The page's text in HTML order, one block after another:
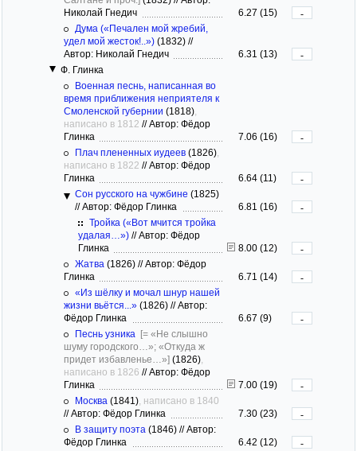
Николай Гнедич
6.27 (15)
-
Дума («Печален мой жребий,
удел мой жесток!..») (1832) //
Автор: Николай Гнедич
6.31 (13)
-
Ф. Глинка
Военная песнь, написанная во
время приближения неприятеля к
Смоленской губернии (1818)
написано в 1812 //Автор: Фёдор
Глинка
7.06 (16)
-
Плач плененных иудеев (1826)
написано в 1822 //Автор: Фёдор
Глинка
6.64 (11)
-
Сон русского на чужбине (1825)
//Автор: Фёдор Глинка 6.81 (16)
-
Тройка («Вот мчится тройка
удалая…») //Автор: Фёдор
Глинка
8.00 (12)
-
Жатва (1826) //Автор: Фёдор
Глинка
6.71 (14)
-
«Из шёлку и мочал шнур нашей
жизни вьётся...» (1826) //Автор:
Фёдор Глинка
6.67 (9)
-
Песнь узника [= «Не слышно
шуму городского…»; «Откуда ж
придет избавленье…»] (1826)
написано в 1826 //Автор: Фёдор
Глинка
7.00 (19)
-
Москва (1841) , написано в 1840
//Автор: Фёдор Глинка 7.30 (23)
-
В защиту поэта (1846) //Автор:
Фёдор Глинка
6.42 (12)
-